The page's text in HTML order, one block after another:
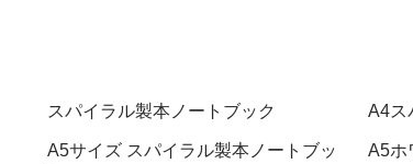
スパイラル製本ノートブック A4ス
A5サイズ スパイラル製本ノートブッ
A5ホ